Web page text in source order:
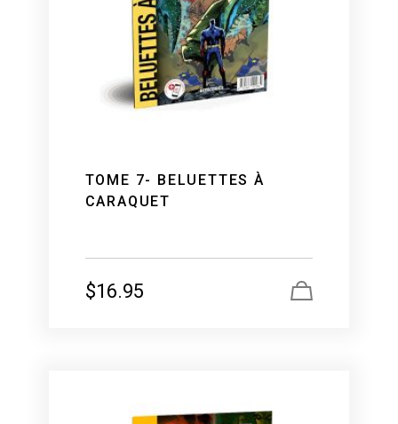
TOME 7- BELUETTES À
CARAQUET
$16.95